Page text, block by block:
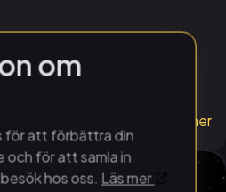
Läs mer
om
för att förbättra din
och för att samla in
hos oss. Läs mer